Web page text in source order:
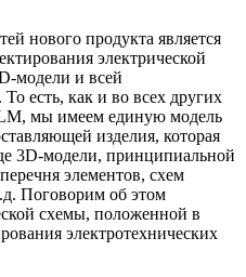
нового продукта является
электрической
модели и всей
есть, как и во всех других
мы имеем единую модель
изделия, которая
3D-модели, принципиальной
элементов, схем
Поговорим об этом
схемы, положенной в
электротехнических